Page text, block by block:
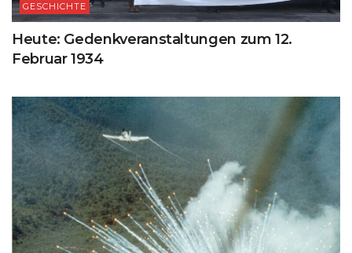
GESCHICHTE
Heute: Gedenkveranstaltungen zum 12.
Februar 1934